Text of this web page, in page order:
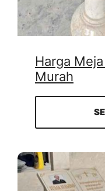
Harga
Murah